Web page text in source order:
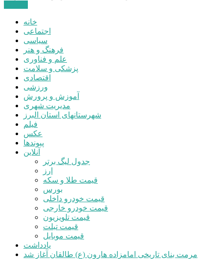
خانه
اجتماعی
سیاسی
فرهنگ و هنر
علم و فناوری
پزشکی و سلامت
اقتصادی
ورزشی
آموزش و پرورش
مدیریت شهری
شهرستانهای استان البرز
فیلم
عکس
پیوندها
آنلاین
جدول لیگ برتر
ارز
قیمت طلا و سکه
بورس
قیمت خودرو داخلی
قیمت خودرو خارجی
قیمت تلویزیون
قیمت تبلت
قیمت موبایل
یادداشت
مرمت بنای تاریخی امامزاده هارون (ع) طالقان آغاز شد